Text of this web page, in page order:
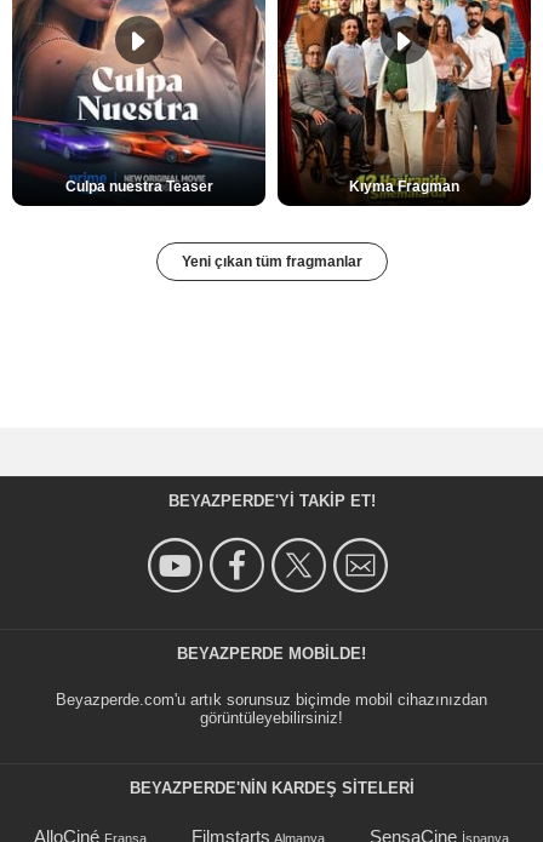
Culpa nuestra Teaser Kıyma Fragman
Yeni çıkan tüm fragmanlar
BEYAZPERDE'YI TAKIP ET!
BEYAZPERDE MOBILDE!
Beyazperde.com'u artık sorunsuz biçimde mobil cihazınızdan
görüntüleyebilirsiniz!
BEYAZPERDE'NIN KARDEŞ SİTELERİ
AlloCiné Fransa Filmstarts Almanya SensaCine İspanya